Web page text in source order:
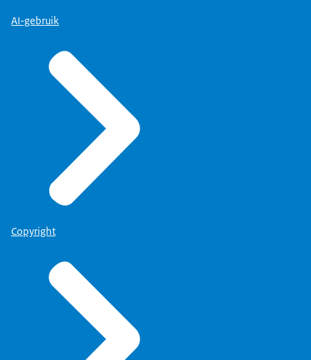
AI-gebruik
Copyright